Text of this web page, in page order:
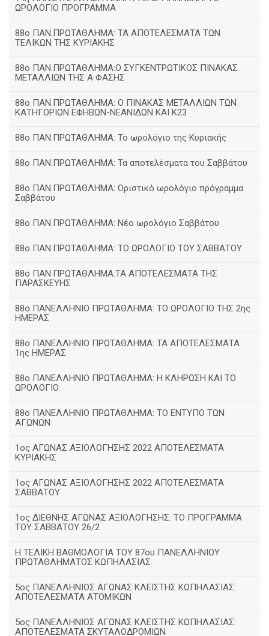
ΩΡΟΛΟΓΙΟ ΠΡΟΓΡΑΜΜΑ
88ο ΠΑΝ.ΠΡΩΤΑΘΛΗΜΑ: ΤΑ ΑΠΟΤΕΛΕΣΜΑΤΑ ΤΩΝ
ΤΕΛΙΚΩΝ ΤΗΣ ΚΥΡΙΑΚΗΣ
88ο ΠΑΝ.ΠΡΩΤΑΘΛΗΜΑ:Ο ΣΥΓΚΕΝΤΡΩΤΙΚΟΣ ΠΙΝΑΚΑΣ
ΜΕΤΑΛΛΙΩΝ ΤΗΣ Α ΦΑΣΗΣ
88ο ΠΑΝ.ΠΡΩΤΑΘΛΗΜΑ: Ο ΠΙΝΑΚΑΣ ΜΕΤΑΛΛΙΩΝ ΤΩΝ
ΚΑΤΗΓΟΡΙΩΝ ΕΦΗΒΩΝ-ΝΕΑΝΙΔΩΝ ΚΑΙ Κ23
88ο ΠΑΝ.ΠΡΩΤΑΘΛΗΜΑ: Το ωρολόγιο της Κυριακής
88ο ΠΑΝ.ΠΡΩΤΑΘΛΗΜΑ: Τα αποτελέσματα του Σαββάτου
88ο ΠΑΝ.ΠΡΩΤΑΘΛΗΜΑ: Οριστικό ωρολόγιο πρόγραμμα
Σαββάτου
88ο ΠΑΝ.ΠΡΩΤΑΘΛΗΜΑ: Νέο ωρολόγιο Σαββάτου
88ο ΠΑΝ.ΠΡΩΤΑΘΛΗΜΑ: ΤΟ ΩΡΟΛΟΓΙΟ ΤΟΥ ΣΑΒΒΑΤΟΥ
88ο ΠΑΝ.ΠΡΩΤΑΘΛΗΜΑ:ΤΑ ΑΠΟΤΕΛΕΣΜΑΤΑ ΤΗΣ
ΠΑΡΑΣΚΕΥΗΣ
88ο ΠΑΝΕΛΛΗΝΙΟ ΠΡΩΤΑΘΛΗΜΑ: ΤΟ ΩΡΟΛΟΓΙΟ ΤΗΣ 2ης
ΗΜΕΡΑΣ
88ο ΠΑΝΕΛΛΗΝΙΟ ΠΡΩΤΑΘΛΗΜΑ: ΤΑ ΑΠΟΤΕΛΕΣΜΑΤΑ
1ης ΗΜΕΡΑΣ
88ο ΠΑΝΕΛΛΗΝΙΟ ΠΡΩΤΑΘΛΗΜΑ: Η ΚΛΗΡΩΣΗ ΚΑΙ ΤΟ
ΩΡΟΛΟΓΙΟ
88ο ΠΑΝΕΛΛΗΝΙΟ ΠΡΩΤΑΘΛΗΜΑ: ΤΟ ΕΝΤΥΠΟ ΤΩΝ
ΑΓΩΝΩΝ
1ος ΑΓΩΝΑΣ ΑΞΙΟΛΟΓΗΣΗΣ 2022 ΑΠΟΤΕΛΕΣΜΑΤΑ
ΚΥΡΙΑΚΗΣ
1ος ΑΓΩΝΑΣ ΑΞΙΟΛΟΓΗΣΗΣ 2022 ΑΠΟΤΕΛΕΣΜΑΤΑ
ΣΑΒΒΑΤΟΥ
1ος ΔΙΕΘΝΗΣ ΑΓΩΝΑΣ ΑΞΙΟΛΟΓΗΣΗΣ: ΤΟ ΠΡΟΓΡΑΜΜΑ
ΤΟΥ ΣΑΒΒΑΤΟΥ 26/2
Η ΤΕΛΙΚΗ ΒΑΘΜΟΛΟΓΙΑ ΤΟΥ 87ου ΠΑΝΕΛΛΗΝΙΟΥ
ΠΡΩΤΑΘΛΗΜΑΤΟΣ ΚΩΠΗΛΑΣΙΑΣ
5ος ΠΑΝΕΛΛΗΝΙΟΣ ΑΓΩΝΑΣ ΚΛΕΙΣΤΗΣ ΚΩΠΗΛΑΣΙΑΣ:
ΑΠΟΤΕΛΕΣΜΑΤΑ ΑΤΟΜΙΚΩΝ
5ος ΠΑΝΕΛΛΗΝΙΟΣ ΑΓΩΝΑΣ ΚΛΕΙΣΤΗΣ ΚΩΠΗΛΑΣΙΑΣ:
ΑΠΟΤΕΛΕΣΜΑΤΑ ΣΚΥΤΑΛΟΔΡΟΜΙΩΝ